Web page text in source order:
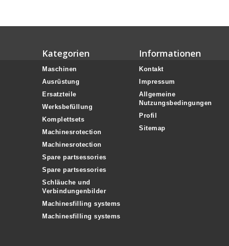
Kategorien
Maschinen
Ausrüstung
Ersatzteile
Werksbefüllung
Komplettsets
Machinesrotection
Machinesrotection
Spare partsessories
Spare partsessories
Schläuche und
Verbindungenbilder
Machinesfilling systems
Machinesfilling systems
Informationen
Kontakt
Impressum
Allgemeine
Nutzungsbedingungen
Profil
Sitemap